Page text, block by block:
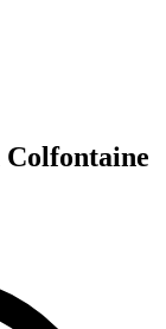
Colfontaine